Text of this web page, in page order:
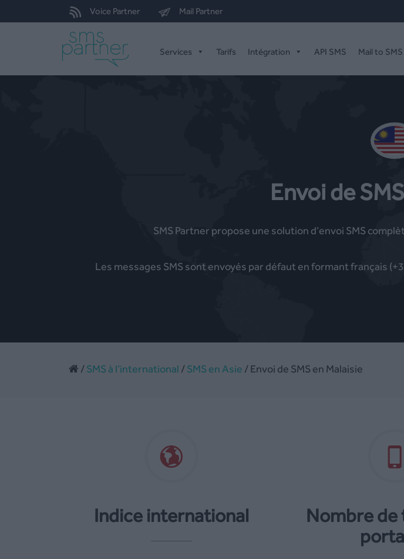
Voice Partner Mail Partner
Services Tarifs Intégration API SMS Mail to SMS
Envoi de
SMS Partner propose une solution d’envoi SMS
Les messages SMS sont envoyés par défaut en formant français
/SMS à l’international /SMS en Asie / Envoi de SMS en Malaisie
Indice international
Nombre de téléphone